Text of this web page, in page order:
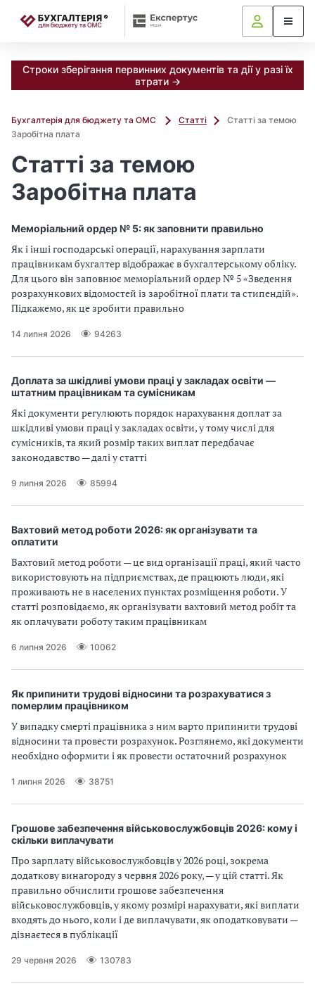
Строки зберігання первинних документів та дії у разі їх
втрати →
Бухгалтерія для бюджету та ОМС Статті
Статті за темою
Заробітна плата
Статті за темою
Заробітна плата
Меморіальний ордер № 5: як заповнити правильно
Як і інші господарські операції, нарахування зарплати
працівникам бухгалтер відображає в бухгалтерському обліку.
Для цього він заповнює меморіальний ордер № 5 «Зведення
розрахункових відомостей із заробітної плати та стипендій».
Підкажемо, як це зробити правильно
14 липня 2026 94263
Доплата за шкідливі умови праці у закладах освіти —
штатним працівникам та сумісникам
Які документи регулюють порядок нарахування доплат за
шкідливі умови праці у закладах освіти, у тому числі для
сумісників, та який розмір таких виплат передбачає
законодавство — далі у статті
9 липня 2026 85994
Вахтовий метод роботи 2026: як організувати та
оплатити
Вахтовий метод роботи — це вид організації праці, який часто
використовують на підприємствах, де працюють люди, які
проживають не в населених пунктах розміщення роботи. У
статті розповідаємо, як організувати вахтовий метод робіт та
як оплачувати роботу таким працівникам
6 липня 2026 10062
Як припинити трудові відносини та розрахуватися з
померлим працівником
У випадку смерті працівника з ним варто припинити трудові
відносини та провести розрахунок. Розглянемо, які документи
необхідно оформити і як провести остаточний розрахунок
1 липня 2026 38751
Грошове забезпечення військовослужбовців 2026: кому і
скільки виплачувати
Про зарплату військовослужбовців у 2026 році, зокрема
додаткову винагороду з червня 2026 року, — у цій статті. Як
правильно обчислити грошове забезпечення
військовослужбовців, у якому розмірі нарахувати, які виплати
входять до нього, коли і де виплачувати, як оподатковувати —
дізнаєтеся в публікації
29 червня 2026 130783